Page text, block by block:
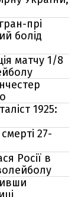
прі
болід
матчу 1/8
1925:
27-
Росії в